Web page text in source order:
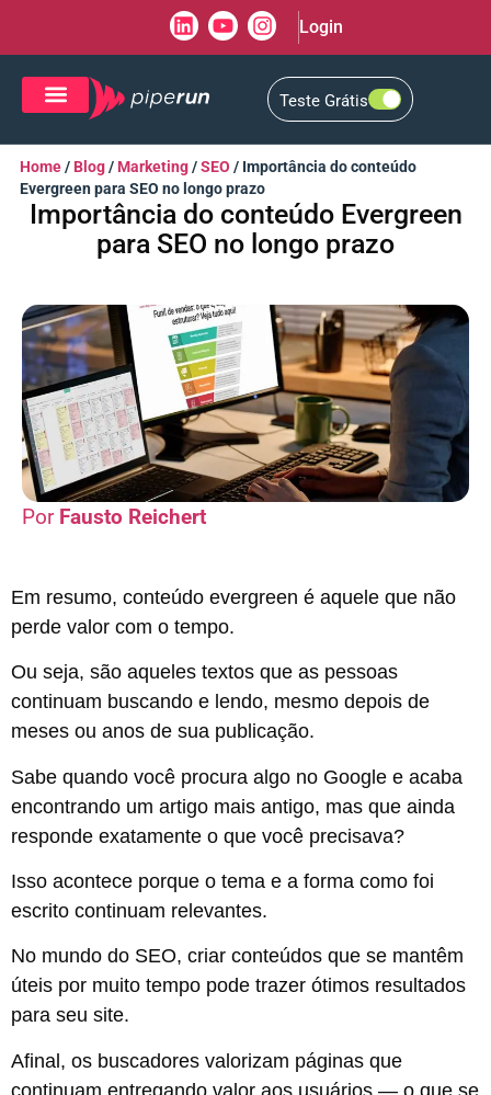
Login
Teste Grátis
Home/ Blog/ Marketing/SEO / Importância do conteúdo
Evergreen para SEO no longo prazo
Importância do conteúdo Evergreen
para SEO no longo prazo
Fausto Reichert
Em resumo, conteúdo evergreen é aquele que não
perde valor com o tempo.
Ou seja, são aqueles textos que as pessoas
continuam buscando e lendo, mesmo depois de
meses ou anos de sua publicação.
Sabe quando você procura algo no Google e acaba
encontrando um artigo mais antigo, mas que ainda
responde exatamente o que você precisava?
Isso acontece porque o tema e a forma como foi
escrito continuam relevantes.
No mundo do SEO, criar conteúdos que se mantêm
úteis por muito tempo pode trazer ótimos resultados
para seu site.
Afinal, os buscadores valorizam páginas que
continuam entregando valor aos usuários — o que se